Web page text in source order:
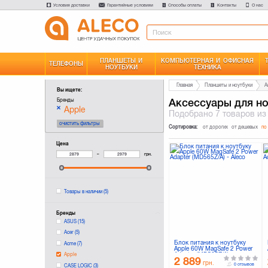
Условия доставки Гарантийные условияи Способы оплаты Контакты О нас
ТЕЛЕФОНЫ
ПЛАНШЕТЫ И
НОУТБУКИ
КОМПЬЮТЕРНАЯ И ОФИСНАЯ
ТЕХНИКА
Вы ищете:
Бренды
Apple
очистить фильтры
Цена
– грн.
Товары в наличии(5)
Бренды
ASUS(15)
Acer(5)
Acme(7)
Apple
CASE LOGIC(3)
Главная Планшеты и ноутбуки
Аксессуары для
Подобрано7 товаров
Сортировка: от дорогих от дешевых по
Блок питания к ноутбуку
Apple 60W MagSafe 2 Power
Adapter (MD565Z/A)
2 889 грн. 0 отзывов